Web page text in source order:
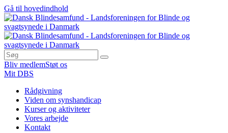
Gå til hovedindhold
Bliv medlemStøt os
Mit DBS
Rådgivning
Viden om synshandicap
Kurser og aktiviteter
Vores arbejde
Kontakt